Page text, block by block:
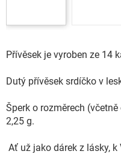
Přívěsek je vyroben ze 14
Dutý přívěsek srdíčko v
Šperk o rozměrech
2,25 g.
Ať už jako dárek z lásky,